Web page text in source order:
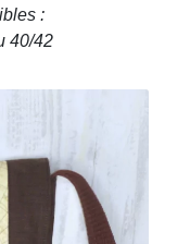
:
40/42